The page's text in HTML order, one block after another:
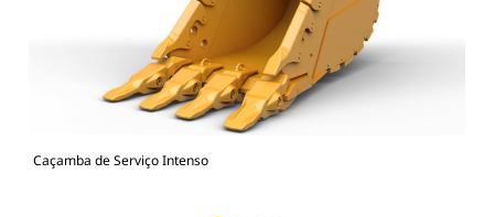
Caçamba de Serviço Intenso